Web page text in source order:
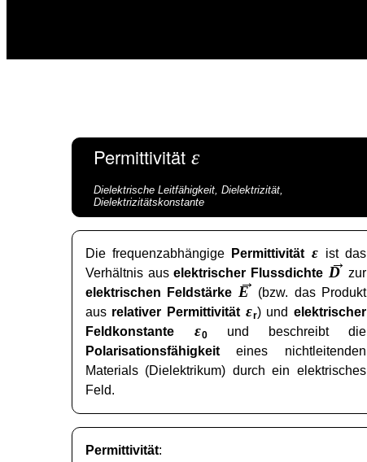
Permittivität ε
Dielektrische Leitfähigkeit, Dielektrizität,
Dielektrizitätskonstante
Die frequenzabhängige Permittivität ε ist das
Verhältnis auselektrischer Flussdichte D
→
zur
elektrischen Feldstärke E
→
(bzw. das Produkt
aus relativer Permittivität εr) und elektrischer
Feldkonstante ε0und beschreibt die
Polarisationsfähigkeit eines nichtleitenden
Materials (Dielektrikum) durch ein elektrisches
Feld.
Permittivität: